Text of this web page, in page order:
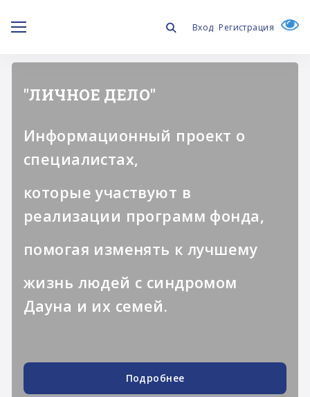
Вход Регистрация
Курс “Игры для Дуни
Комплекс игр, направленных
на развитие
четкости и внятности речи
Подробнее